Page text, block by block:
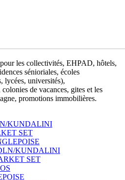
les collectivités, EHPAD, hôtels,
sénioriales, écoles
lycées, universités),
de vacances, gites et les
promotions immobilières.
KUNDALINI
SET
KUNDALINI
SET